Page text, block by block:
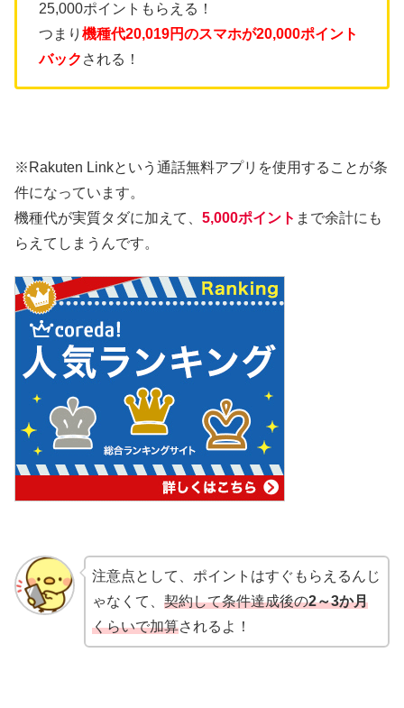
25,000ポイントもらえる！
つまり 機種代20,019円のスマホが20,000ポイント
バック される！
※Rakuten Linkという通話無料アプリを使用することが条
件になっています。
機種代が実質タダに加えて、 5,000ポイント まで余計にも
らえてしまうんです。
注意点として、ポイントはすぐもらえるんじ
ゃなくて、 契約して条件達成後の2～3か月
くらいで加算されるよ！